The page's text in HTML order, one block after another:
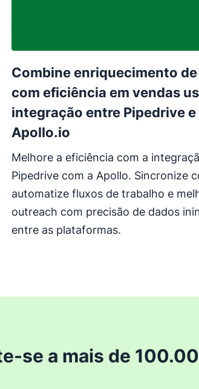
Combine enriquecimento
com eficiência em vendas
integração entre Pipedrive e
Apollo.io
Melhore a eficiência com a
Pipedrive com a Apollo. Sincronize
automatize fluxos de trabalho e
outreach com precisão de dados
entre as plataformas.
se a mais de